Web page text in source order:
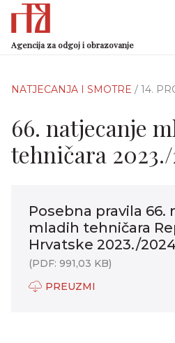
Agencija za odgoj i obrazovanje
NATJECANJA I SMOTRE / 14.
66. natjecanje
tehničara
Posebna pravila 66.
mladih tehničara
Hrvatske 2023./
(PDF: 991,03 KB)
PREUZMI